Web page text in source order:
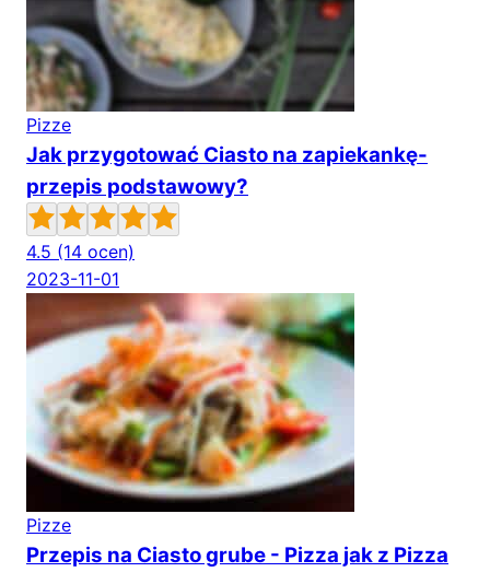
Pizze
Jak przygotować Ciasto na zapiekankę-
przepis podstawowy?
4.5 (14 ocen)
2023-11-01
Pizze
Przepis na Ciasto grube - Pizza jak z Pizza